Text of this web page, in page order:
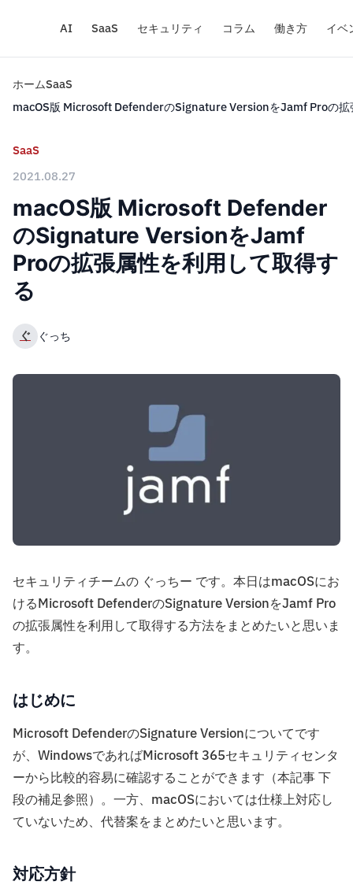
AI SaaS セキュリティ コラム 働き方 イベ
ホームSaaS
macOS版 Microsoft DefenderのSignature VersionをJamf Proの拡
SaaS
2021.08.27
macOS版 Microsoft Defender
のSignature VersionをJamf
Proの拡張属性を利用して取得す
る
ぐ ぐっち
セキュリティチームの ぐっちー です。本日はmacOSにお
けるMicrosoft DefenderのSignature VersionをJamf Pro
の拡張属性を利用して取得する方法をまとめたいと思いま
す。
はじめに
Microsoft DefenderのSignature Versionについてです
が、WindowsであればMicrosoft 365セキュリティセンタ
ーから比較的容易に確認することができます（本記事 下
段の補足参照）。一方、macOSにおいては仕様上対応し
ていないため、代替案をまとめたいと思います。
対応方針